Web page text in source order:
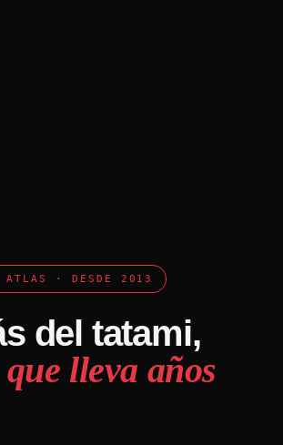
ATLAS · DESDE 2013
del tatami,
lleva años